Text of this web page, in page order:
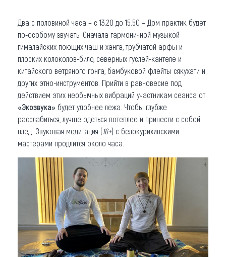
Два с половиной часа – с 13.20 до 15.50 – Дом практик будет
по-особому звучать. Сначала гармоничной музыкой
гималайских поющих чаш и ханга, трубчатой арфы и
плоских колоколов-било, северных гуслей-кантеле и
китайского ветряного гонга, бамбуковой флейты сякухати и
других этно-инструментов. Прийти в равновесие под
действием этих необычных вибраций участникам сеанса от
«Экозвука» будет удобнее лежа. Чтобы глубже
расслабиться, лучше одеться потеплее и принести с собой
плед. Звуковая медитация (16+) с белокурихинскими
мастерами продлится около часа.